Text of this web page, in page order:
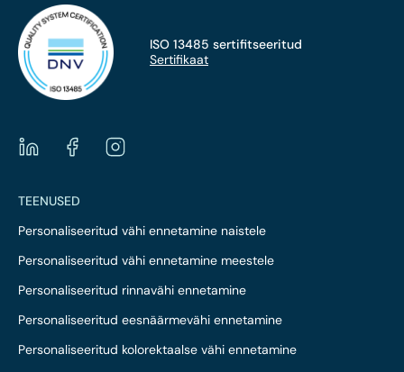
ISO 13485 sertifitseeritud
Sertifikaat
TEENUSED
Personaliseeritud vähi ennetamine naistele
Personaliseeritud vähi ennetamine meestele
Personaliseeritud rinnavähi ennetamine
Personaliseeritud eesnäärmevähi ennetamine
Personaliseeritud kolorektaalse vähi ennetamine